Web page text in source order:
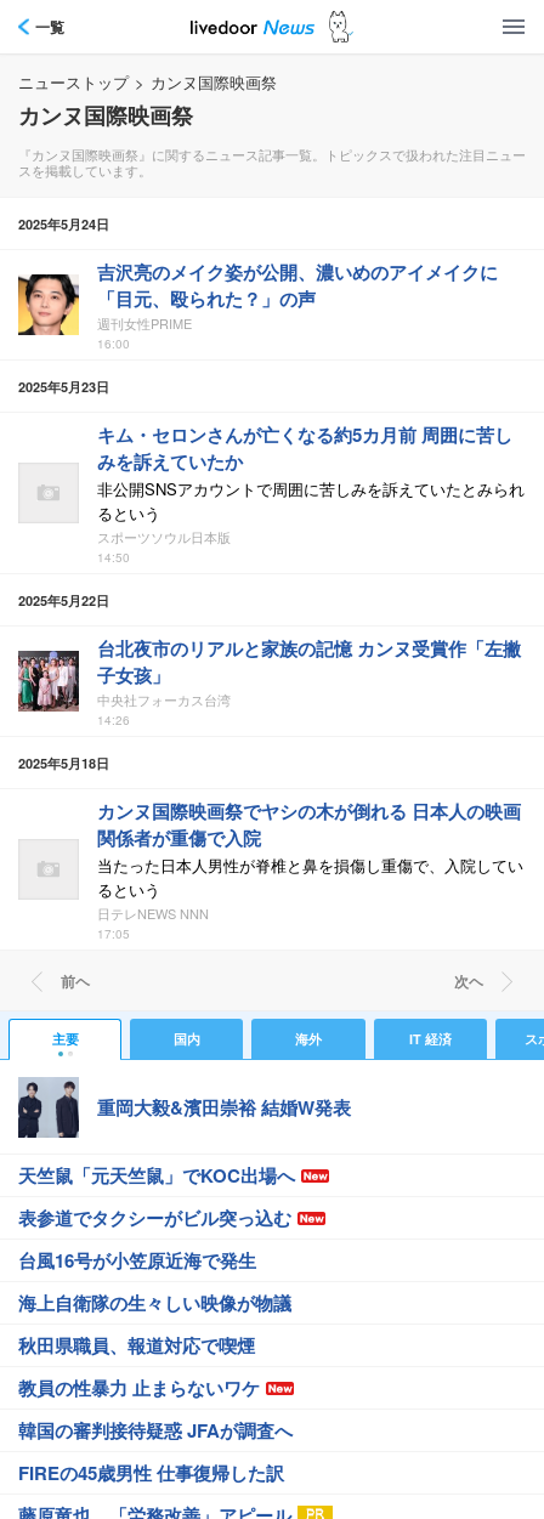
一覧
ニューストップ > カンヌ国際映画祭
カンヌ国際映画祭
『カンヌ国際映画祭』に関するニュース記事一覧。トピックスで扱われた注目ニュー
スを掲載しています。
2025年5月24日
吉沢亮のメイク姿が公開、濃いめのアイメイクに
「目元、殴られた？」の声
週刊女性PRIME
16:00
2025年5月23日
キム・セロンさんが亡くなる約5カ月前 周囲に苦し
みを訴えていたか
非公開SNSアカウントで周囲に苦しみを訴えていたとみられ
るという
スポーツソウル日本版
14:50
2025年5月22日
台北夜市のリアルと家族の記憶 カンヌ受賞作「左撇
子女孩」
中央社フォーカス台湾
14:26
2025年5月18日
カンヌ国際映画祭でヤシの木が倒れる 日本人の映画
関係者が重傷で入院
当たった日本人男性が脊椎と鼻を損傷し重傷で、入院してい
るという
日テレNEWS NNN
17:05
前ヘ 次ヘ
主要 国内 海外 IT 経済 ス
重岡大毅&濱田崇裕 結婚W発表
天竺鼠「元天竺鼠」でKOC出場へ
表参道でタクシーがビル突っ込む
台風16号が小笠原近海で発生
海上自衛隊の生々しい映像が物議
秋田県職員、報道対応で喫煙
教員の性暴力 止まらないワケ
韓国の審判接待疑惑 JFAが調査へ
FIREの45歳男性 仕事復帰した訳